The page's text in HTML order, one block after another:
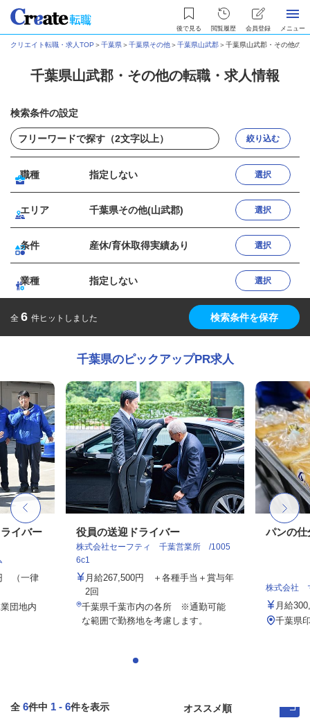
後で見る 閲覧履歴 会員登録 メニュー
クリエイト転職・求人TOP ＞千葉県＞千葉県その他＞千葉県山武郡＞千葉県山武郡・その他の
千葉県山武郡・その他の転職・求人情報
検索条件の設定
絞り込む
職種 指定しない 選択
エリア 千葉県その他(山武郡) 選択
条件 産休/育休取得実績あり 選択
業種 指定しない 選択
全 6 件ヒットしました 検索条件を保存
千葉県のピックアップPR求人
イバー
（一律
団地内
役員の送迎ドライバー
株式会社セーフティ 千葉営業所 /1005
6c1
月給267,500円 ＋各種手当＋賞与年
2回
千葉県千葉市内の各所 ※通勤可能
な範囲で勤務地を考慮します。
パンの仕
株式会社
月給
千葉県
全 6件中 1 - 6件を表示